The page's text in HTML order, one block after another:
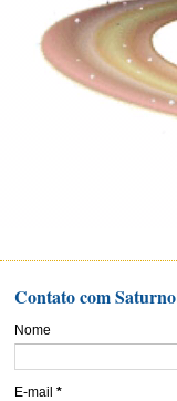
Contato com Saturno
Nome
E-mail *